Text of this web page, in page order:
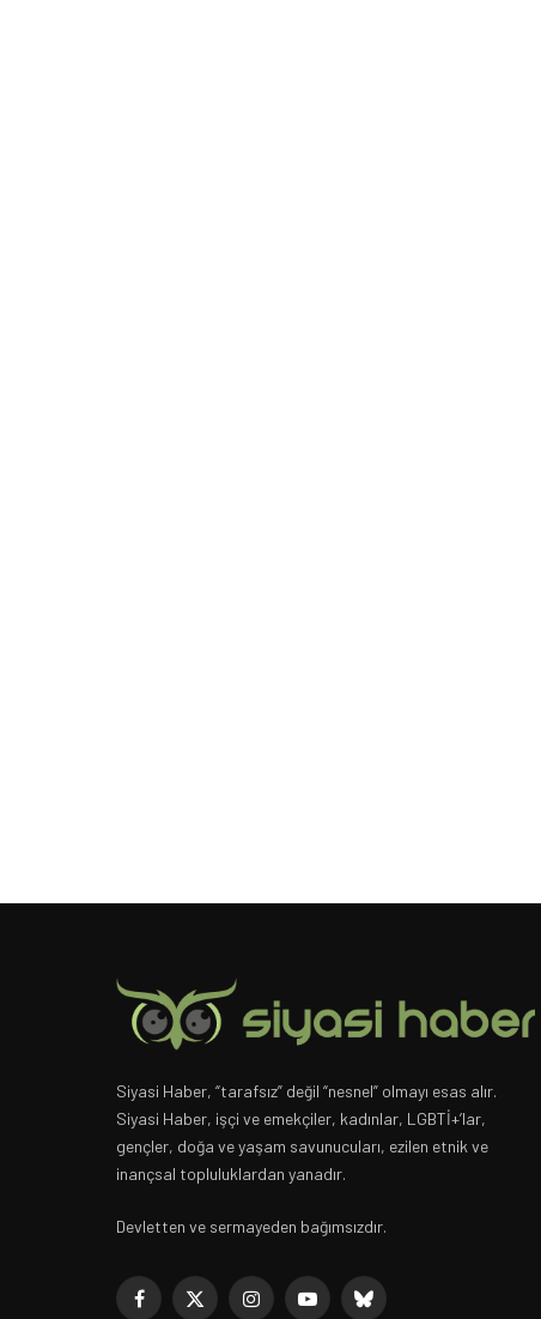
Siyasi Haber, “tarafsız” değil “nesnel” olmayı esas alır.
Siyasi Haber, işçi ve emekçiler, kadınlar, LGBTİ+’lar,
gençler, doğa ve yaşam savunucuları, ezilen etnik ve
inançsal topluluklardan yanadır.
Devletten ve sermayeden bağımsızdır.
Facebook
X InstagramYouTubeBluesky